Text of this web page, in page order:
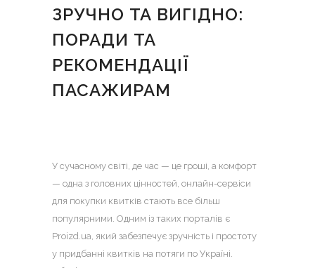
ЗРУЧНО ТА ВИГІДНО:
ПОРАДИ ТА
РЕКОМЕНДАЦІЇ
ПАСАЖИРАМ
У сучасному світі, де час — це гроші, а комфорт
— одна з головних цінностей, онлайн-сервіси
для покупки квитків стають все більш
популярними. Одним із таких порталів є
Proizd.ua, який забезпечує зручність і простоту
у придбанні квитків на потяги по Україні.